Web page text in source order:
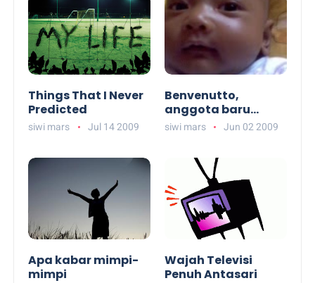
Things That I Never
Predicted
siwi mars Jul 14 2009
Benvenutto,
anggota baru
Milanisti!
siwi mars Jun 02 2009
Apa kabar mimpi-
mimpi
Wajah Televisi
Penuh Antasari